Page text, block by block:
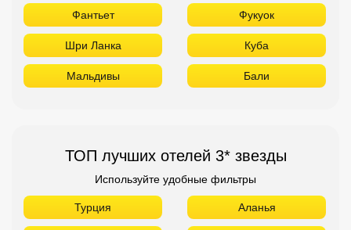
Фантьет Фукуок
Шри Ланка Куба
Мальдивы Бали
ТОП лучших отелей 3* звезды
Используйте удобные фильтры
Турция Аланья